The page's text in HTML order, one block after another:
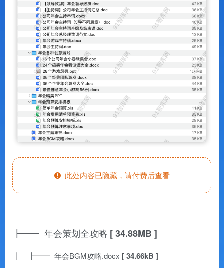
此处内容已隐藏，请付费后查看
┣━━ 年会策划全攻略 [ 34.88MB ]
┃ ┣━━ 年会BGM攻略.docx [ 34.66kB ]